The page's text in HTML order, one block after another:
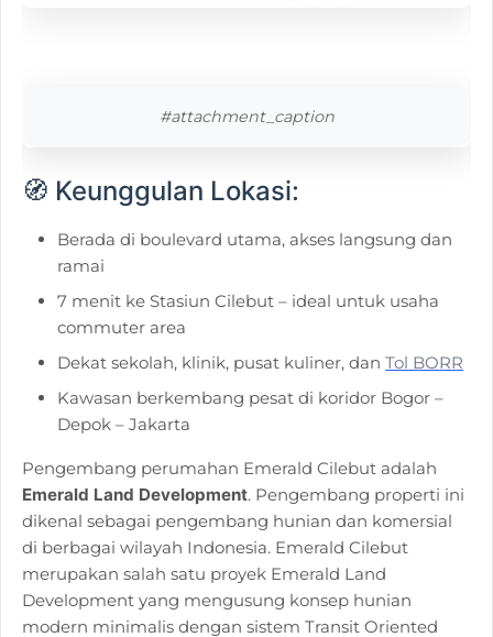
#attachment_caption
🧭 Keunggulan Lokasi:
Berada di boulevard utama, akses langsung dan
ramai
7 menit ke Stasiun Cilebut – ideal untuk usaha
commuter area
Dekat sekolah, klinik, pusat kuliner, danTol BORR
Kawasan berkembang pesat di koridor Bogor –
Depok – Jakarta
Pengembang perumahan Emerald Cilebut adalah
Emerald Land Development. Pengembang properti ini
dikenal sebagai pengembang hunian dan komersial
di berbagai wilayah Indonesia. Emerald Cilebut
merupakan salah satu proyek Emerald Land
Development yang mengusung konsep hunian
modern minimalis dengan sistem Transit Oriented